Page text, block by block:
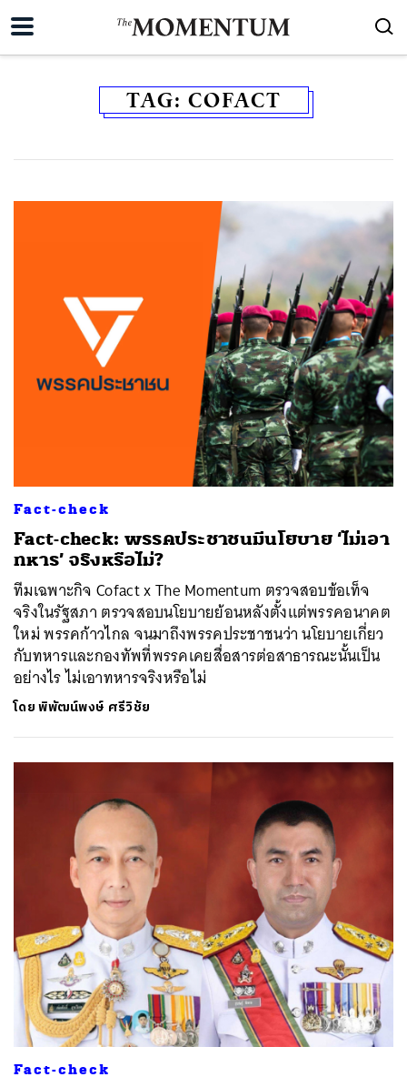
TAG: COFACT
Fact-check
Fact-check: พรรคประชาชนมีนโยบาย ‘ไม่เอา
ทหาร’ จริงหรือไม่?
ทีมเฉพาะกิจ Cofact x The Momentum ตรวจสอบข้อเท็จ
จริงในรัฐสภา ตรวจสอบนโยบายย้อนหลังตั้งแต่พรรคอนาคต
ใหม่ พรรคก้าวไกล จนมาถึงพรรคประชาชนว่า นโยบายเกี่ยว
กับทหารและกองทัพที่พรรคเคยสื่อสารต่อสาธารณะนั้นเป็น
อย่างไร ไม่เอาทหารจริงหรือไม่
โดยพิพัฒน์พงษ์ ศรีวิชัย
Fact-check
ค้นหา
SHARE TWEET LINE EMAIL